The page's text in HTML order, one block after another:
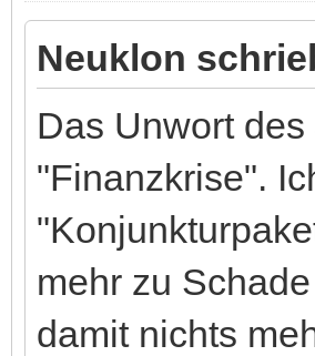
Neuklon
Das Unwort
"Finanzkrise".
mehr zu
damit nichts